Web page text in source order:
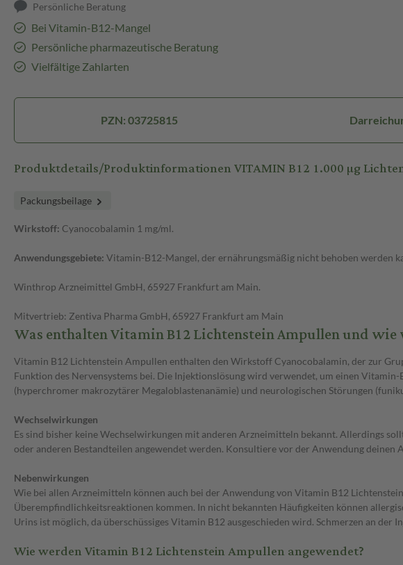
Persönliche Beratung
Bei Vitamin-B12-Mangel
Persönliche pharmazeutische Beratung
Vielfältige Zahlarten
PZN: 03725815
Produktdetails/Produktinformationen VITAMIN B12 1.000 µg
Packungsbeilage
Wirkstoff: Cyanocobalamin 1 mg/ml.
Anwendungsgebiete: Vitamin-B12-Mangel, der ernährungsmäßig nicht behoben werden
Winthrop Arzneimittel GmbH, 65927 Frankfurt am Main.
Mitvertrieb: Zentiva Pharma GmbH, 65927 Frankfurt am Main
Was enthalten Vitamin B12 Lichtenstein Ampullen und wie
Vitamin B12 Lichtenstein Ampullen enthalten den Wirkstoff Cyanocobalamin, der zur
Funktion des Nervensystems bei. Die Injektionslösung wird verwendet, um einen
(hyperchromer makrozytärer Megaloblastenanämie) und neurologischen Störungen
Wechselwirkungen
Es sind bisher keine Wechselwirkungen mit anderen Arzneimitteln bekannt. Allerdings
oder anderen Bestandteilen angewendet werden. Konsultiere vor der Anwendung
Nebenwirkungen
Wie bei allen Arzneimitteln können auch bei der Anwendung von Vitamin B12
Überempfindlichkeitsreaktionen kommen. In nicht bekannten Häufigkeiten können
Urins ist möglich, da überschüssiges Vitamin B12 ausgeschieden wird. Schmerzen an der
Wie werden Vitamin B12 Lichtenstein Ampullen angewendet?